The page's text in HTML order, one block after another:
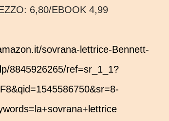
6,80/EBOOK 4,99
8845926265/ref=sr_1_1?